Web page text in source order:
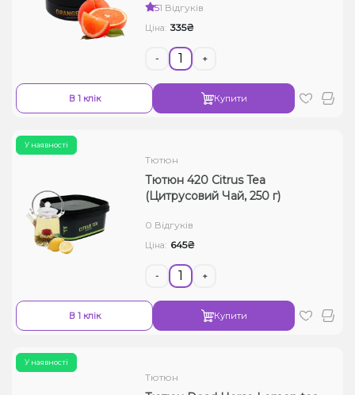
51 Відгуків
Ціна: 335₴
- +
В 1 клік Купити
У наявності
Тютюн
Тютюн 420 Citrus Tea
(Цитрусовий Чай, 250 г)
0 Відгуків
Ціна: 645₴
- +
В 1 клік Купити
У наявності
Тютюн